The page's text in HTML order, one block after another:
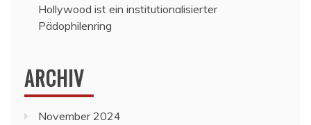
Hollywood ist ein institutionalisierter
Pädophilenring
ARCHIV
November 2024